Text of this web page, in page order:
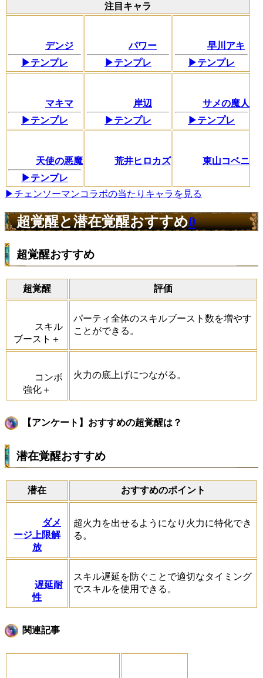
注目キャラ
デンジ
▶テンプレ
パワー
▶テンプレ
早川アキ
▶テンプレ
マキマ
▶テンプレ
岸辺
▶テンプレ
サメの魔人
▶テンプレ
天使の悪魔
▶テンプレ
荒井ヒロカズ 東山コベニ
▶チェンソーマンコラボの当たりキャラを見る
超覚醒と潜在覚醒おすすめ0
超覚醒おすすめ
超覚醒 評価
スキル
ブースト＋
パーティ全体のスキルブースト数を増やす
ことができる。
コンボ
強化＋
火力の底上げにつながる。
【アンケート】おすすめの超覚醒は？
潜在覚醒おすすめ
潜在 おすすめのポイント
ダメ
ージ上限解
放
超火力を出せるようになり火力に特化でき
る。
遅延耐
性
スキル遅延を防ぐことで適切なタイミング
でスキルを使用できる。
関連記事